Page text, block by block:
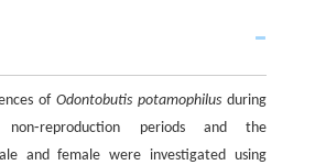
ofOdontobutis potamophilus during
non⁃reproduction periods and the
and female were investigated using